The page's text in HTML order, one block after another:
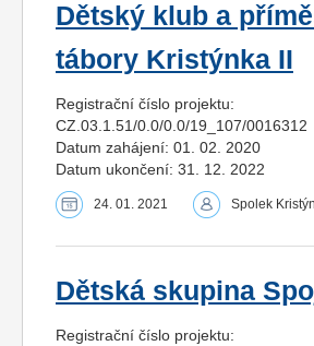
Dětský klub a
tábory Kristýnka II
Registrační číslo projektu:
CZ.03.1.51/0.0/0.0/19_107/0016312
Datum zahájení: 01. 02. 2020
Datum ukončení: 31. 12. 2022
24. 01. 2021 Spolek
Dětská skupina
Registrační číslo projektu: